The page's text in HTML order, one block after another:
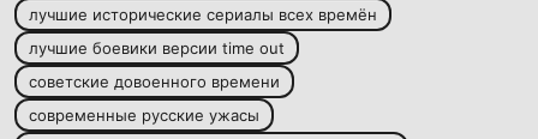
лучшие исторические сериалы всех времён
лучшие боевики версии time out
советские довоенного времени
современные русские ужасы